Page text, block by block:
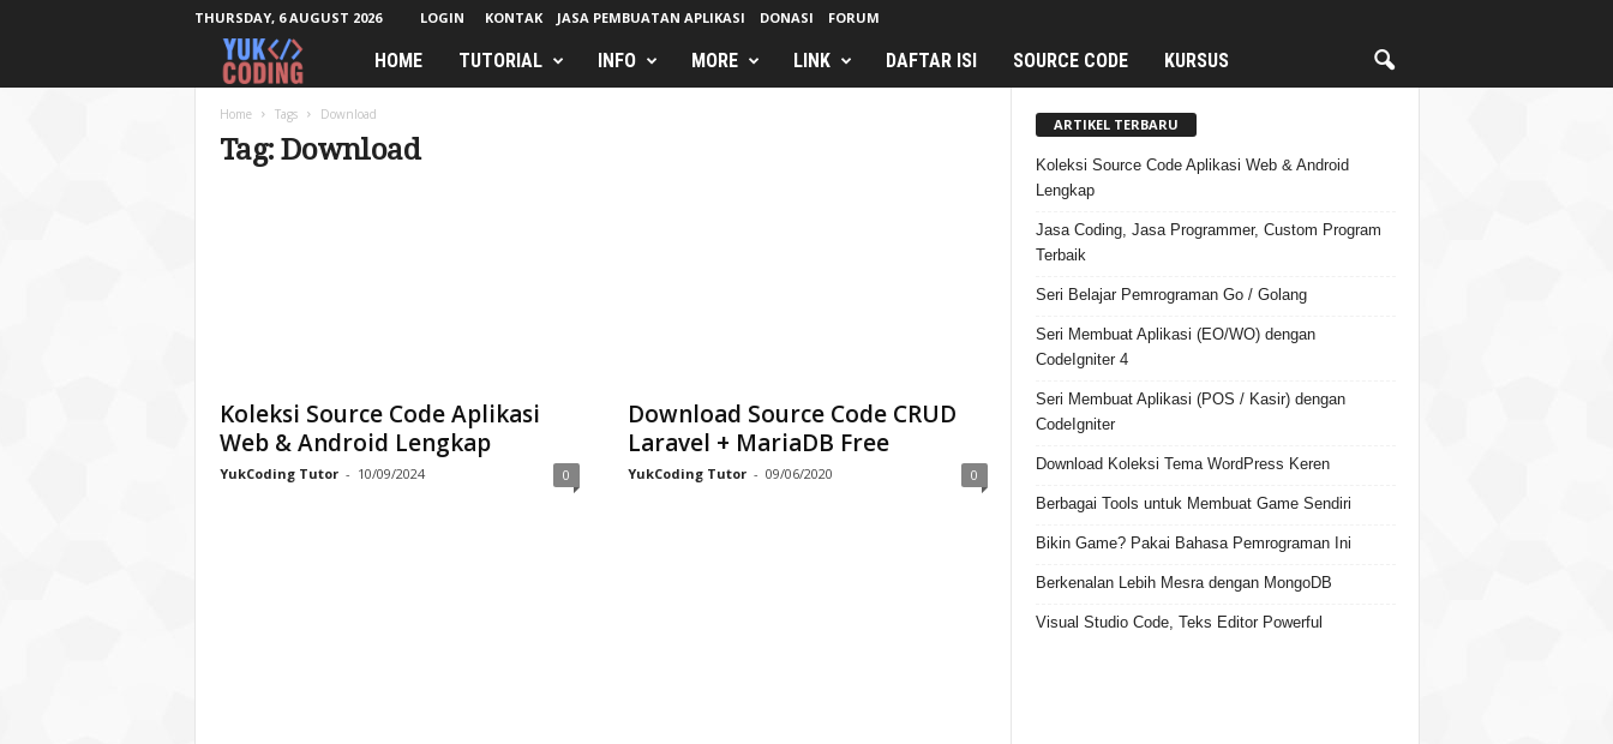
THURSDAY, 6 AUGUST 2026 LOGIN KONTAK JASA PEMBUATAN APLIKASI DONASI FORUM
u
k
g
HOME TUTORIAL INFO MORE LINK DAFTAR ISI SOURCE CODE KURSUS
Home Tags Download
Tag: Download
Koleksi Source Code Aplikasi
Web & Android Lengkap
YukCoding Tutor - 10/09/2024 0
Download Source Code CRUD
Laravel + MariaDB Free
YukCoding Tutor - 09/06/2020 0
ARTIKEL TERBARU
Koleksi Source Code Aplikasi Web & Android
Lengkap
Jasa Coding, Jasa Programmer, Custom Program
Terbaik
Seri Belajar Pemrograman Go / Golang
Seri Membuat Aplikasi (EO/WO) dengan
CodeIgniter 4
Seri Membuat Aplikasi (POS / Kasir) dengan
CodeIgniter
Download Koleksi Tema WordPress Keren
Berbagai Tools untuk Membuat Game Sendiri
Bikin Game? Pakai Bahasa Pemrograman Ini
Berkenalan Lebih Mesra dengan MongoDB
Visual Studio Code, Teks Editor Powerful